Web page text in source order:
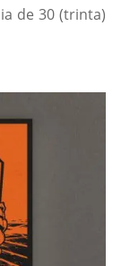
de 30 (trinta)